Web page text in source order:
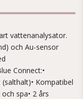
vattenanalysator.
och Au-sensor
Connect:•
Kompatibel
spa• 2 års